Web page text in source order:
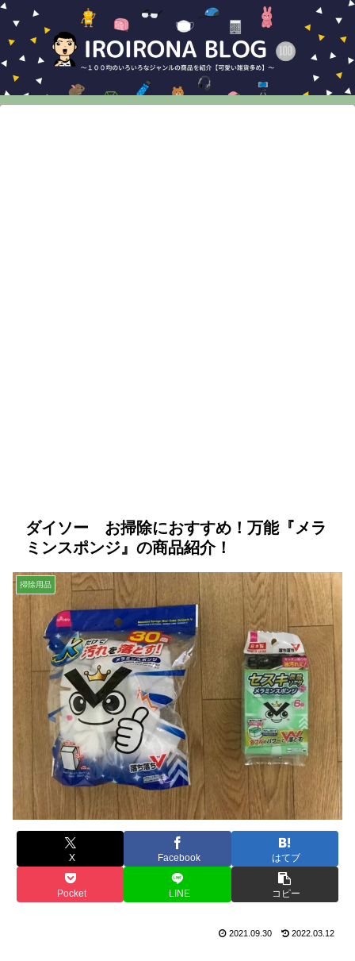
ダイソー お掃除におすすめ！万能『メラ
ミンスポンジ』の商品紹介！
掃除用品
X Facebook はてブ
Pocket LINE コピー
2021.09.30 2022.03.12